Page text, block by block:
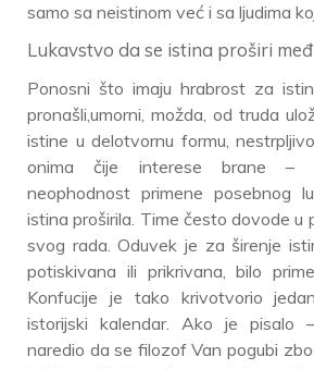
samo sa neistinom već i sa ljudima
Lukavstvo da se istina proširi
Ponosni što imaju hrabrost za
pronašli,umorni, možda, od truda
istine u delotvornu formu,
onima čije interese brane –
neophodnost primene posebnog
istina proširila. Time često dovode u
svog rada. Oduvek je za širenje
potiskivana ili prikrivana, bilo
Konfucije je tako krivotvorio
istorijski kalendar. Ako je pisalo
naredio da se filozof Van pogubi